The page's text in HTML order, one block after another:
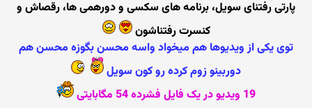
پارتی رفتنای سویل، برنامه های سکسی و دورهمی ها، رقصاش و
کنسرت رفتناشون
توی یکی از ویدیوها هم میخواد واسه محسن بگوزه محسن هم
دوربینو زوم کرده رو کون سویل
19 ویدیو در یک فایل فشرده 54 مگابایتی